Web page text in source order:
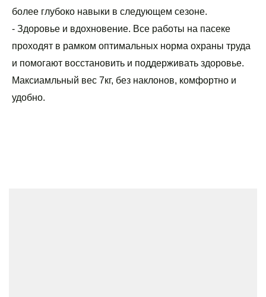
более глубоко навыки в следующем сезоне.
- Здоровье и вдохновение. Все работы на пасеке
проходят в рамком оптимальных норма охраны труда
и помогают восстановить и поддерживать здоровье.
Максиамльный вес 7кг, без наклонов, комфортно и
удобно.